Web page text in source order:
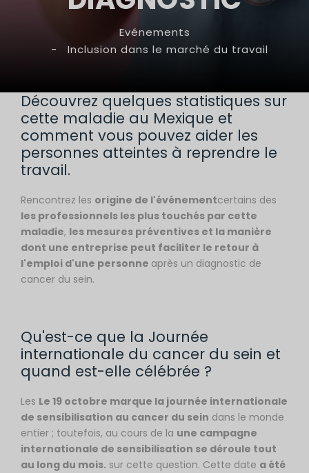
Evénements
-
Inclusion dans le marché du travail
Découvrez quelques statistiques sur
cette maladie au Mexique et
comment vous pouvez aider les
personnes atteintes à reprendre le
travail.
Rencontrez les origine de l'événementcertains des
les professionnels les plus touchés par cette
maladie, les mesures préventives et la manière
dont une entreprise peut faciliter le retour à
l'emploi d'une personne après un diagnostic de
cancer du sein.
Qu'est-ce que la Journée
internationale du cancer du sein et
quand est-elle célébrée ?
Les Le 19 octobre marque la journée internationale
de sensibilisation au cancer du sein dans le monde
entier ; toutefois, au cours de la une campagne
internationale de sensibilisation se déroule tout
au long du mois. sur cette question. Cette date a été